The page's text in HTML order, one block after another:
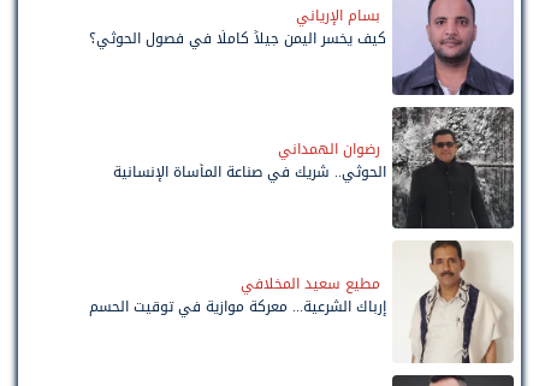
بسام الإرياني
كيف يخسر اليمن جيلاً كاملًا في فصول الحوثي؟
رضوان الهمداني
الحوثي.. شريك في صناعة المأساة الإنسانية
مطيع سعيد المخلافي
إرباك الشرعية... معركة موازية في توقيت الحسم